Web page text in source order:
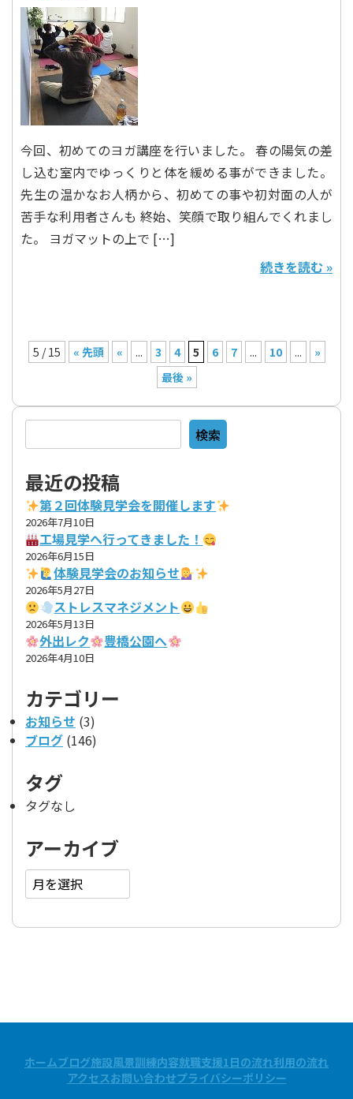
今回、初めてのヨガ講座を行いました。 春の陽気の差
し込む室内でゆっくりと体を緩める事ができました。
先生の温かなお人柄から、初めての事や初対面の人が
苦手な利用者さんも 終始、笑顔で取り組んでくれまし
た。 ヨガマットの上で […]
続きを読む »
5 / 15 « 先頭 « ... 3 4 5 6 7 ... 10 ...
»
最後 »
検索
最近の投稿
第２回体験見学会を開催します
2026年7月10日
工場見学へ行ってきました！
2026年6月15日
体験見学会のお知らせ
2026年5月27日
ストレスマネジメント
2026年5月13日
外出レク 豊橋公園へ
2026年4月10日
カテゴリー
お知らせ (3)
ブログ (146)
タグ
タグなし
アーカイブ
ア
ー
イ
ホームブログ施設風景訓練内容就職支援1日の流れ利用の流れ
アクセスお問い合わせプライバシーポリシー